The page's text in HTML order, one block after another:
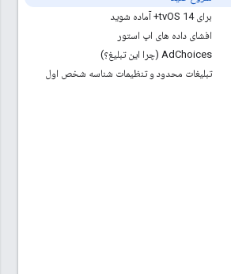
برای tvOS 14+ آماده شوید
افشای داده های اپ استور
AdChoices (چرا این تبلیغ؟)
تبلیغات محدود و تنظیمات شناسه شخص اول